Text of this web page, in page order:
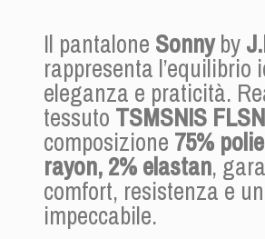
Il pantalone Sonnyby
rappresenta l’equilibrio
eleganza e praticità.
tessuto TSMSNIS
composizione 75%
rayon, 2% elastan,
comfort, resistenza e
impeccabile.
Riferimento JR-PN-OM-0104